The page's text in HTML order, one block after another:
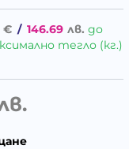
€ / 146.69 лв. до
тегло (кг.)